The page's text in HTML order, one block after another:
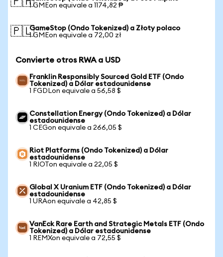
1 GMEon equivale a 1174,82 ₱
🇵🇱GameStop (Ondo Tokenized) a Złoty polaco
1 GMEon equivale a 72,00 zł
Convierte otros RWA a USD
Franklin Responsibly Sourced Gold ETF (Ondo
Tokenized) a Dólar estadounidense
1 FGDLon equivale a 56,58 $
Constellation Energy (Ondo Tokenized) a Dólar
estadounidense
1 CEGon equivale a 266,05 $
Riot Platforms (Ondo Tokenized) a Dólar
estadounidense
1 RIOTon equivale a 22,05 $
Global X Uranium ETF (Ondo Tokenized) a Dólar
estadounidense
1 URAon equivale a 42,85 $
VanEck Rare Earth and Strategic Metals ETF (Ondo
Tokenized) a Dólar estadounidense
1 REMXon equivale a 72,55 $